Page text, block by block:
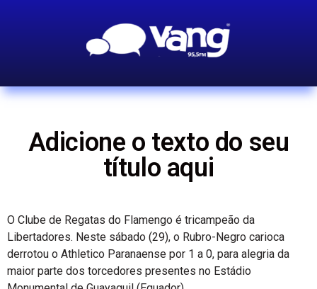
Adicione o texto do seu
título aqui
O Clube de Regatas do Flamengo é tricampeão da
Libertadores. Neste sábado (29), o Rubro-Negro carioca
derrotou o Athletico Paranaense por 1 a 0, para alegria da
maior parte dos torcedores presentes no Estádio